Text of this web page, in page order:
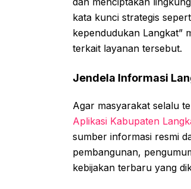
kata kunci strategis
kependudukan Langkat”
terkait layanan tersebut.
Jendela Informasi
Agar masyarakat selalu
Aplikasi Kabupaten
sumber informasi resmi
pembangunan,
kebijakan terbaru yang